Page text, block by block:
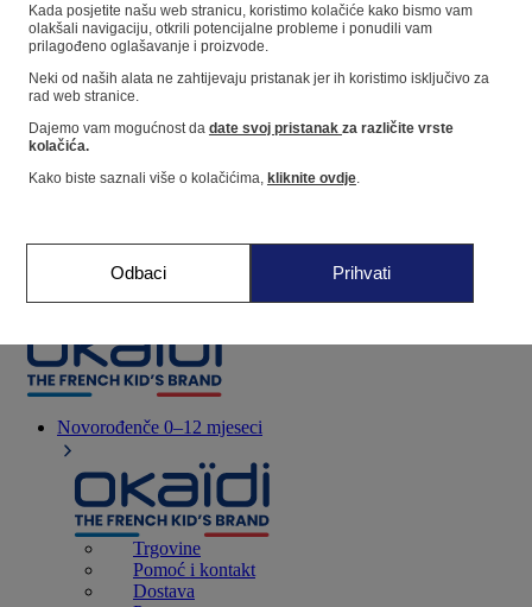
Predloženi proizvodi
Pogledajte sve proizvode
Dućan
Novorođenče 0–12 mjeseci
Trgovine
Pomoć i kontakt
Dostava
Kada posjetite našu web stranicu, koristimo kolačiće kako bismo vam
olakšali navigaciju, otkrili potencijalne probleme i ponudili vam
prilagođeno oglašavanje i proizvode.
Neki od naših alata ne zahtijevaju pristanak jer ih koristimo isključivo za
rad web stranice.
Dajemo vam mogućnost da date svoj pristanak za različite vrste
kolačića.
Kako biste saznali više o kolačićima, kliknite ovdje.
Odbaci Prihvati